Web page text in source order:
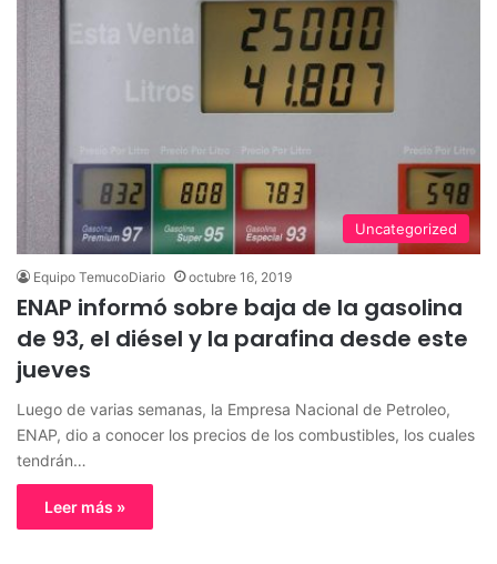
Uncategorized
Equipo TemucoDiario octubre 16, 2019
ENAP informó sobre baja de la gasolina
de 93, el diésel y la parafina desde este
jueves
Luego de varias semanas, la Empresa Nacional de Petroleo,
ENAP, dio a conocer los precios de los combustibles, los cuales
tendrán…
Leer más »